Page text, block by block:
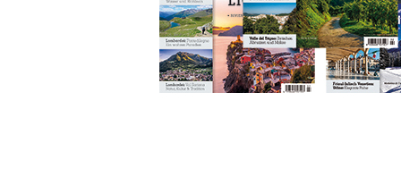
Zum Anfang der Bildergalerie springen
Aktionspaket LaI 2025 -